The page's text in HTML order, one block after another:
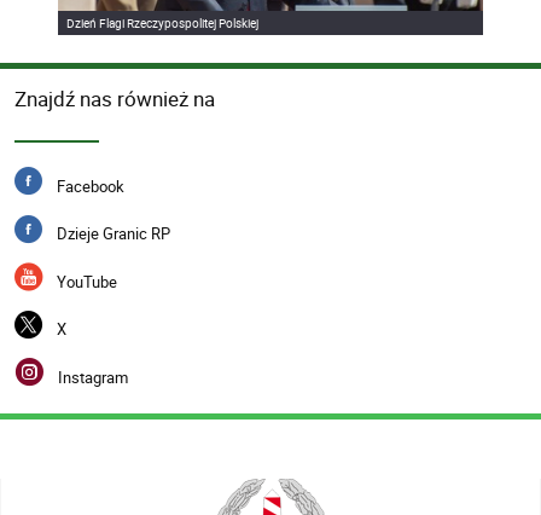
Dzień Flagi Rzeczypospolitej Polskiej
Znajdź nas również na
Facebook
Dzieje Granic RP
YouTube
X
Instagram